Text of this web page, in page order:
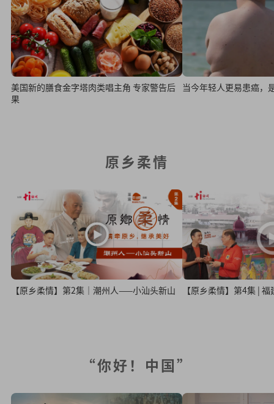
美国新的膳食金字塔肉类唱主角 专家警告后
果
当今年轻人更易患癌，
原乡柔情
【原乡柔情】第2集｜潮州人——小汕头新山 【原乡柔情】第4集 |
“你好！中国”